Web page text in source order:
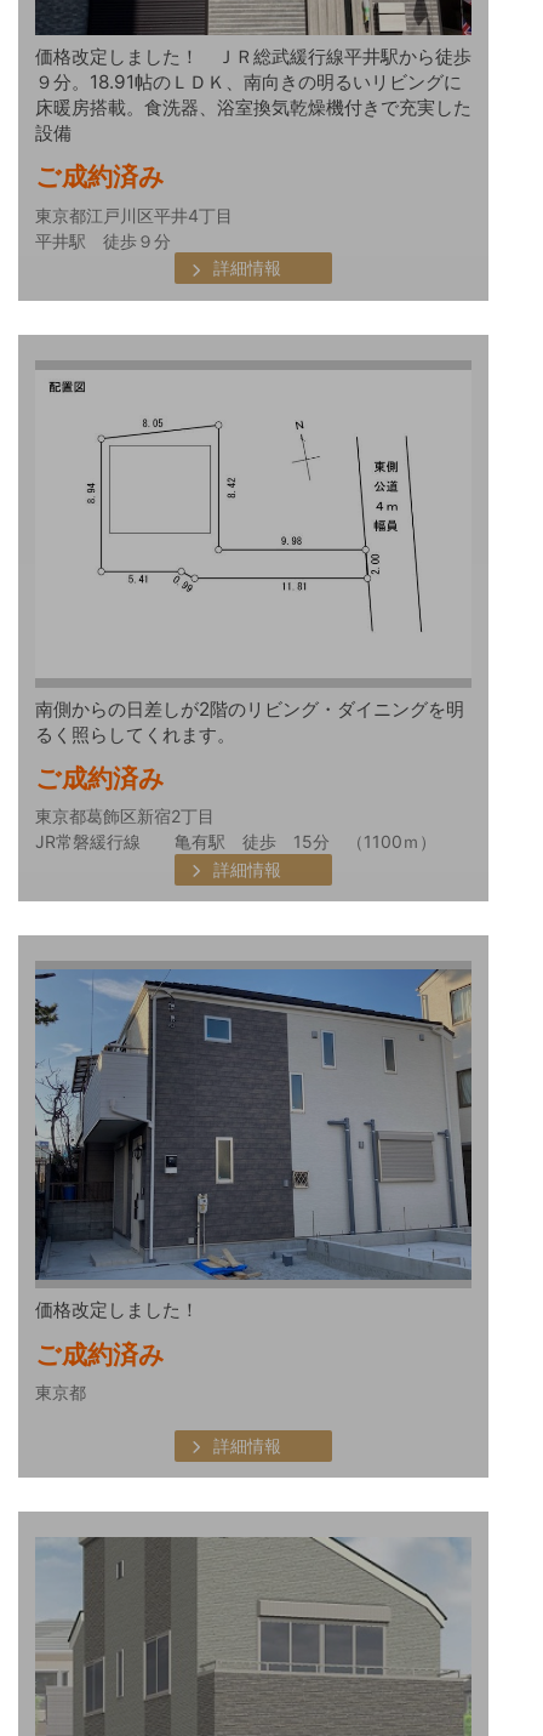
価格改定しました！ ＪＲ総武緩行線平井駅から徒歩
９分。18.91帖のＬＤＫ、南向きの明るいリビングに
床暖房搭載。食洗器、浴室換気乾燥機付きで充実した
設備
ご成約済み
東京都江戸川区平井4丁目
平井駅 徒歩９分
詳細情報
南側からの日差しが2階のリビング・ダイニングを明
るく照らしてくれます。
ご成約済み
東京都葛飾区新宿2丁目
JR常磐緩行線 亀有駅 徒歩 15分 （1100ｍ）
詳細情報
価格改定しました！
ご成約済み
東京都
詳細情報